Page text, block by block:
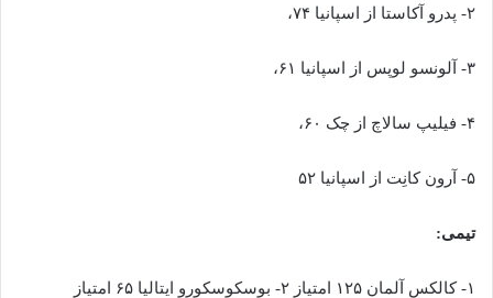
۲- پدرو آکاستا از اسپانیا ۷۴،
۳- آلونسو لوپس از اسپانیا ۶۱،
۴- فیلیپ سالاچ از چک ۶۰،
۵- آرون کانِت از اسپانیا ۵۲
تیمی:
۱- کالکس آلمان ۱۲۵ امتیاز ۲- بوسکوسکورو ایتالیا ۶۵ امتیاز